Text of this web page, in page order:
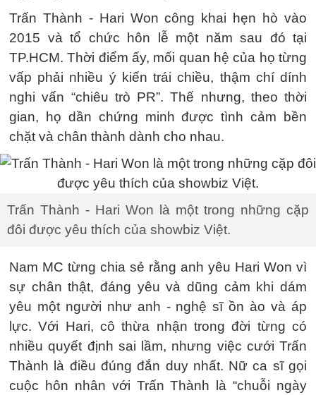
Trấn Thành - Hari Won công khai hẹn hò vào
2015 và tổ chức hôn lễ một năm sau đó tại
TP.HCM. Thời điểm ấy, mối quan hệ của họ từng
vấp phải nhiều ý kiến trái chiều, thậm chí dính
nghi vấn “chiêu trò PR”. Thế nhưng, theo thời
gian, họ dần chứng minh được tình cảm bền
chặt và chân thành dành cho nhau.
Trấn Thành - Hari Won là một trong những cặp
đôi được yêu thích của showbiz Việt.
Nam MC từng chia sẻ rằng anh yêu Hari Won vì
sự chân thật, đáng yêu và dũng cảm khi dám
yêu một người như anh - nghệ sĩ ồn ào và áp
lực. Với Hari, cô thừa nhận trong đời từng có
nhiều quyết định sai lầm, nhưng việc cưới Trấn
Thành là điều đúng đắn duy nhất. Nữ ca sĩ gọi
cuộc hôn nhân với Trấn Thành là “chuỗi ngày